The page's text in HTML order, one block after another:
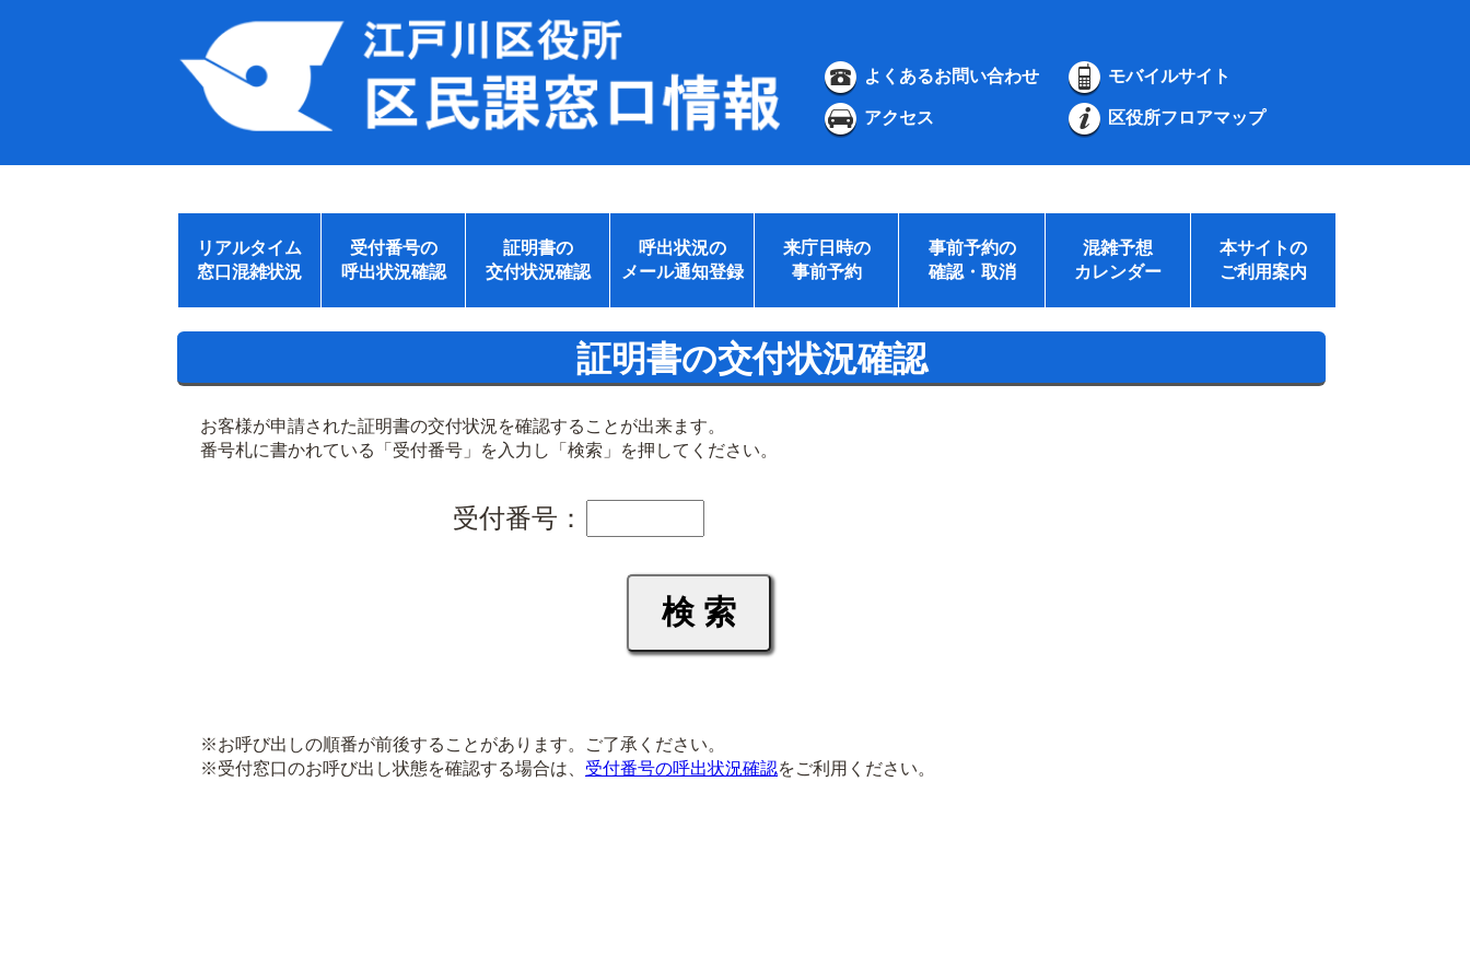
よくあるお問い合わせ モバイルサイト
アクセス 区役所フロアマップ
リアルタイム
窓口混雑状況
受付番号の
呼出状況確認
証明書の
交付状況確認
呼出状況の
メール通知登録
来庁日時の
事前予約
事前予約の
確認・取消
混雑予想
カレンダー
本サイトの
ご利用案内
証明書の交付状況確認
お客様が申請された証明書の交付状況を確認することが出来ます。
番号札に書かれている「受付番号」を入力し「検索」を押してください。
受付番号：
※お呼び出しの順番が前後することがあります。ご了承ください。
※受付窓口のお呼び出し状態を確認する場合は、 受付番号の呼出状況確認をご利用ください。